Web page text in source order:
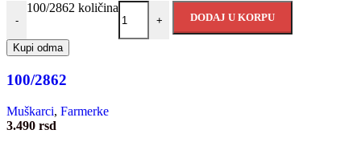
-
100/2862 količina
+ DODAJ U KORPU
Kupi odma
100/2862
Muškarci, Farmerke
3.490 rsd